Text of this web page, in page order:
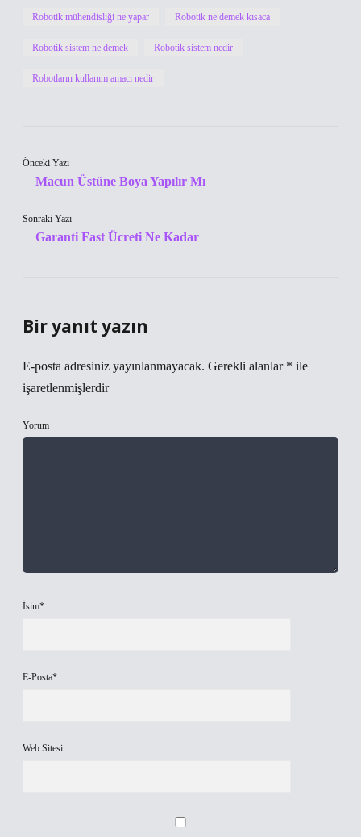
Robotik mühendisliği ne yapar Robotik ne demek kısaca
Robotik sistem ne demek Robotik sistem nedir
Robotların kullanım amacı nedir
Önceki Yazı
Macun Üstüne Boya Yapılır Mı
Sonraki Yazı
Garanti Fast Ücreti Ne Kadar
Bir yanıt yazın
E-posta adresiniz yayınlanmayacak. Gerekli alanlar * ile
işaretlenmişlerdir
Yorum
İsim*
E-Posta*
Web Sitesi